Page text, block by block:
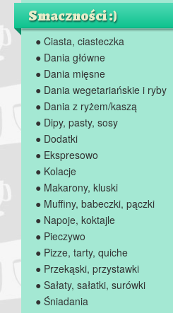
Smaczności :)
● Ciasta, ciasteczka
● Dania główne
● Dania mięsne
● Dania wegetariańskie i ryby
● Dania z ryżem/kaszą
● Dipy, pasty, sosy
● Dodatki
● Ekspresowo
● Kolacje
● Makarony, kluski
● Muffiny, babeczki, pączki
● Napoje, koktajle
● Pieczywo
● Pizze, tarty, quiche
● Przekąski, przystawki
● Sałaty, sałatki, surówki
● Śniadania